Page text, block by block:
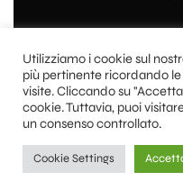
©
–Privacy policy–
termini di vendita
Utilizziamo i cookie sul
più pertinente ricordando
visite. Cliccando su
cookie. Tuttavia, puoi
un consenso controllato.
Cookie Settings